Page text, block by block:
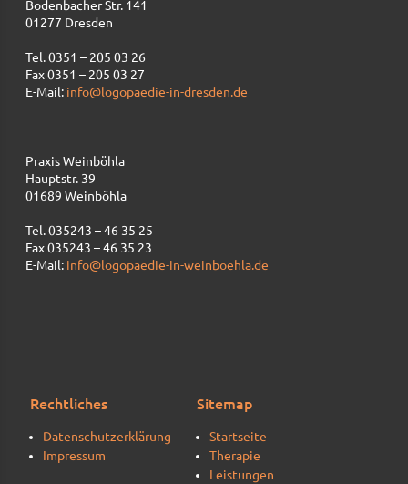
Bodenbacher Str. 141
01277 Dresden
Tel. 0351 – 205 03 26
Fax 0351 – 205 03 27
E-Mail: info@logopaedie-in-dresden.de
Praxis Weinböhla
Hauptstr. 39
01689 Weinböhla
Tel. 035243 – 46 35 25
Fax 035243 – 46 35 23
E-Mail: info@logopaedie-in-weinboehla.de
Rechtliches
Datenschutzerklärung
Impressum
Sitemap
Startseite
Therapie
Leistungen